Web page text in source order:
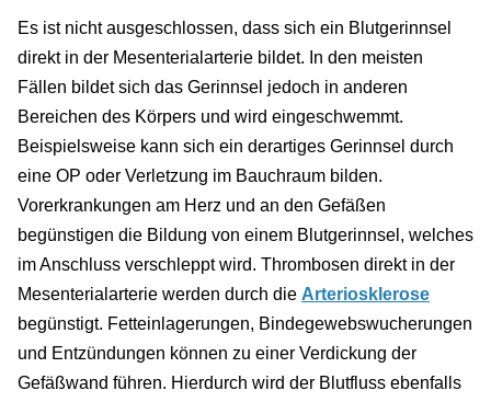
Es ist nicht ausgeschlossen, dass sich ein Blutgerinnsel
direkt in der Mesenterialarterie bildet. In den meisten
Fällen bildet sich das Gerinnsel jedoch in anderen
Bereichen des Körpers und wird eingeschwemmt.
Beispielsweise kann sich ein derartiges Gerinnsel durch
eine OP oder Verletzung im Bauchraum bilden.
Vorerkrankungen am Herz und an den Gefäßen
begünstigen die Bildung von einem Blutgerinnsel, welches
im Anschluss verschleppt wird. Thrombosen direkt in der
Mesenterialarterie werden durch die Arteriosklerose
begünstigt. Fetteinlagerungen, Bindegewebswucherungen
und Entzündungen können zu einer Verdickung der
Gefäßwand führen. Hierdurch wird der Blutfluss ebenfalls